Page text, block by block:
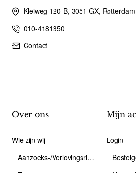
Kleiweg 120-B, 3051 GX, Rotterdam
010-4181350
Contact
Over ons
Wie zijn wij
Aanzoeks-/Verlovingsring
Mijn
Login